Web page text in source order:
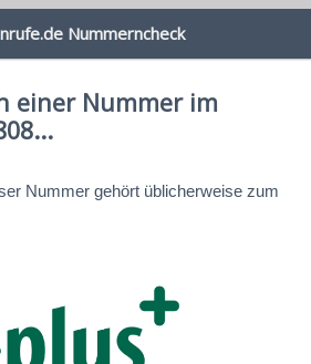
Nummerncheck
einer Nummer im
Nummer gehört üblicherweise zum